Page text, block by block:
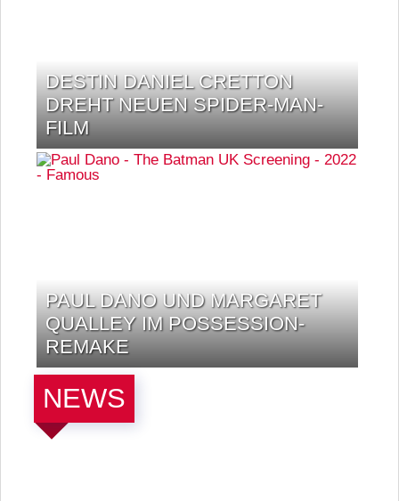
DESTIN DANIEL CRETTON
DREHT NEUEN SPIDER-MAN-
FILM
PAUL DANO UND MARGARET
QUALLEY IM POSSESSION-
REMAKE